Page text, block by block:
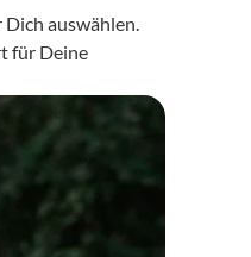
auswählen.
für Deine